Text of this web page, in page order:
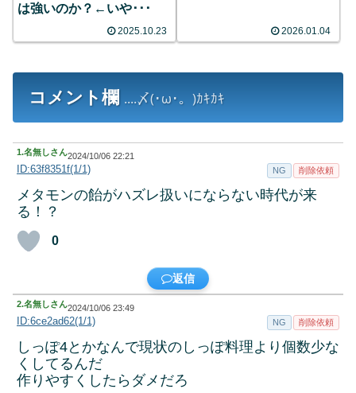
は強いのか？←いや･･･
2025.10.23 2026.01.04
コメント欄 ....〆(･ω･。)ｶｷｶｷ
1.名無しさん2024/10/06 22:21
ID:63f8351f(1/1) NG 削除依頼
メタモンの飴がハズレ扱いにならない時代が来
る！？
0
返信
2.名無しさん2024/10/06 23:49
ID:6ce2ad62(1/1) NG 削除依頼
しっぽ4とかなんで現状のしっぽ料理より個数少な
くしてるんだ
作りやすくしたらダメだろ